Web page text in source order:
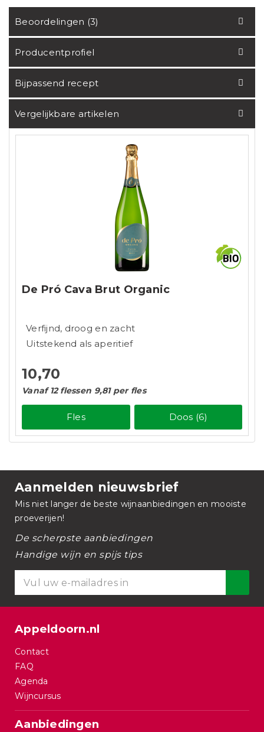
Beoordelingen (3)
Producentprofiel
Bijpassend recept
Vergelijkbare artikelen
De Pró Cava Brut Organic
Verfijnd, droog en zacht
Uitstekend als aperitief
10,70
Vanaf 12 flessen 9,81 per fles
Fles Doos (6)
Aanmelden nieuwsbrief
Mis niet langer de beste wijnaanbiedingen en mooiste
proeverijen!
De scherpste aanbiedingen
Handige wijn en spijs tips
Appeldoorn.nl
Contact
FAQ
Agenda
Wijncursus
Aanbiedingen